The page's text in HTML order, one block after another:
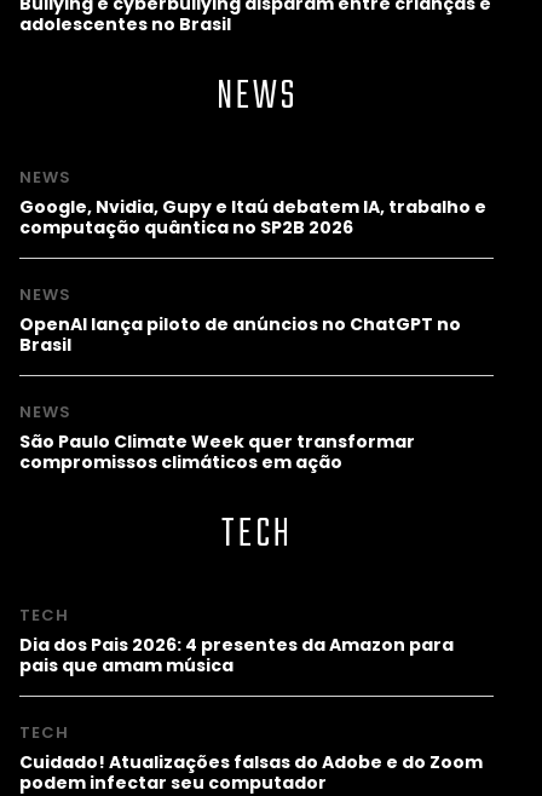
adolescentes no Brasil
NEWS
NEWS
Google, Nvidia, Gupy e Itaú debatem IA, trabalho e
computação quântica no SP2B 2026
NEWS
OpenAI lança piloto de anúncios no ChatGPT no
Brasil
NEWS
São Paulo Climate Week quer transformar
compromissos climáticos em ação
TECH
TECH
Dia dos Pais 2026: 4 presentes da Amazon para
pais que amam música
TECH
Cuidado! Atualizações falsas do Adobe e do Zoom
podem infectar seu computador